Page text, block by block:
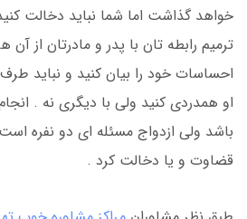
خواهد گذاشت اما شما نباید دخالت
ترمیم رابطه تان با پدر و مادرتان از
احساسات خود را بیان کنید و نباید طرف
او همدردی کنید ولی با دیگری نه .
باشد ولی ازدواج مسئله ای دو نفره
قضاوت و یا دخالت کرد .